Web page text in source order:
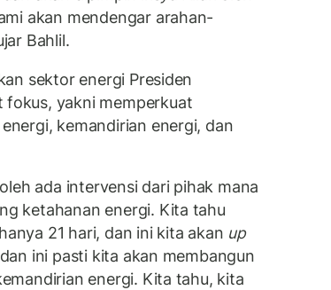
akan mendengar arahan-
Bahlil.
sektor energi Presiden
fokus, yakni memperkuat
kemandirian energi, dan
ada intervensi dari pihak mana
ketahanan energi. Kita tahu
21 hari, dan ini kita akan up
ini pasti kita akan membangun
energi. Kita tahu, kita